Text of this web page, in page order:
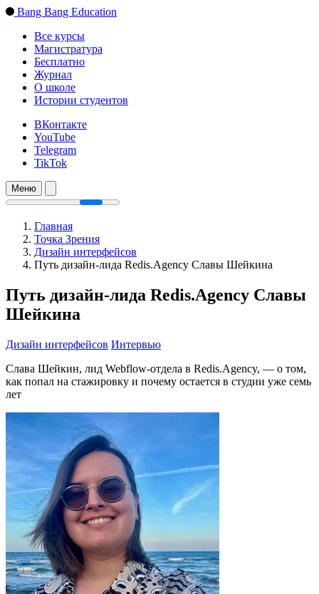
Bang Bang Education
Все курсы
Магистратура
Бесплатно
Журнал
О школе
Истории студентов
ВКонтакте
YouTube
Telegram
TikTok
Меню
Главная
Точка Зрения
Дизайн интерфейсов
Путь дизайн-лида Redis.Agency Славы Шейкина
Путь дизайн-лида Redis.Agency Славы
Шейкина
Дизайн интерфейсов Интервью
Слава Шейкин, лид Webflow-отдела в Redis.Agency, — о том,
как попал на стажировку и почему остается в студии уже семь
лет